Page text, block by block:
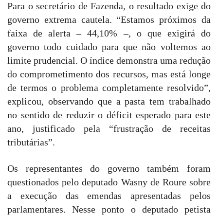
Para o secretário de Fazenda, o resultado exige do
governo extrema cautela. “Estamos próximos da
faixa de alerta – 44,10% –, o que exigirá do
governo todo cuidado para que não voltemos ao
limite prudencial. O índice demonstra uma redução
do comprometimento dos recursos, mas está longe
de termos o problema completamente resolvido”,
explicou, observando que a pasta tem trabalhado
no sentido de reduzir o déficit esperado para este
ano, justificado pela “frustração de receitas
tributárias”.
Os representantes do governo também foram
questionados pelo deputado Wasny de Roure sobre
a execução das emendas apresentadas pelos
parlamentares. Nesse ponto o deputado petista